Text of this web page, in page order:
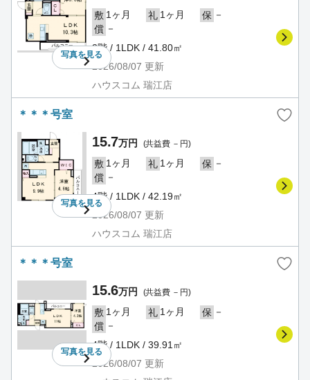
写真を見る
敷 1ヶ月 礼 1ヶ月 保 －
償 －
3階 / 1LDK / 41.80㎡
2026/08/07 更新
ハウスコム 瑞江店
＊＊＊号室
写真を見る
15.7万円 (共益費 －円)
敷 1ヶ月 礼 1ヶ月 保 －
償 －
4階 / 1LDK / 42.19㎡
2026/08/07 更新
ハウスコム 瑞江店
＊＊＊号室
写真を見る
15.6万円 (共益費 －円)
敷 1ヶ月 礼 1ヶ月 保 －
償 －
4階 / 1LDK / 39.91㎡
2026/08/07 更新